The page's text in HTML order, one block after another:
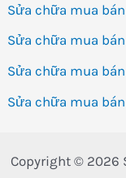
Sửa chữa mua
Sửa chữa mua
Sửa chữa mua bán
Sửa chữa mua bán
Copyright © 2026